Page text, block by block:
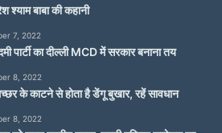
श्याम बाबा की कहानी
7, 2022
पार्टी का दील्ली MCD में सरकार बनाना तय
8, 2022
के काटने से होता है डेंगू बुखार, रहें सावधान
8, 2022